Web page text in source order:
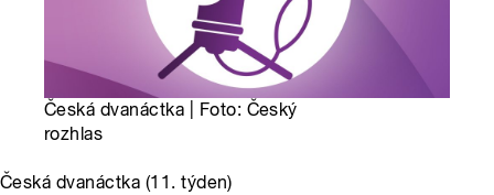
Česká dvanáctka | Foto: Český
rozhlas
Česká dvanáctka (11. týden)